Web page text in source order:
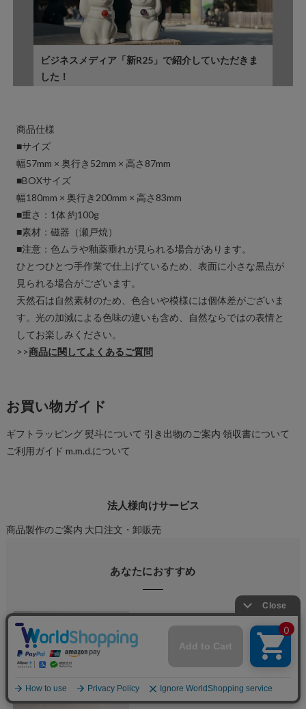
ビジネスメディア「新R25」で紹介していただきま
した！
商品仕様
■サイズ
幅57mm × 奥行き52mm × 高さ87mm
■BOXサイズ
幅180mm × 奥行き200mm × 高さ83mm
■重さ：1体 約100g
■素材：磁器（瀬戸焼）
■注意：色ムラや釉薬垂れが見られる場合があります。
ひとつひとつ手作業で仕上げているため、表面に小さな黒点が
見られる場合がございます。
天然石は自然素材のため、色合いや模様には個体差がございま
す。光の加減による色味の違いも含め、自然ならではの表情と
してお楽しみください。
>>商品に関してよくあるご質問
お買い物ガイド
ギフトラッピング 熨斗について 引き出物のご案内 領収書について
ご利用ガイド m.m.d.について
法人様向けサービス
商品製作のご案内 大口注文・卸販売
あなたにおすすめ
【縁起物×天然石】Jeramic
開運招福セット / 招き猫×だ
るま / ゴールド / 3体セット /
ギフトボックス付き / 瀬戸焼